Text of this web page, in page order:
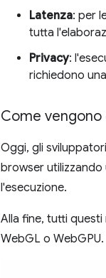
Latenza: per
tutta
Privacy:
richiedono
Come
Oggi, gli
browser utilizzando
l'esecuzione.
Alla fine, tutti questi
WebGL o WebGPU.